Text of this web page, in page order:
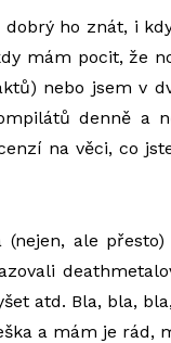
ho znát, i
mám pocit, že
nebo jsem v
denně a
na věci, co
(nejen, ale
atd. Bla, bla,
a mám je rád,